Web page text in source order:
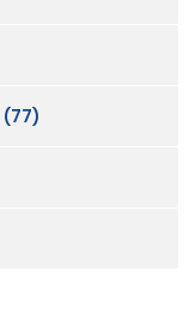
(77)